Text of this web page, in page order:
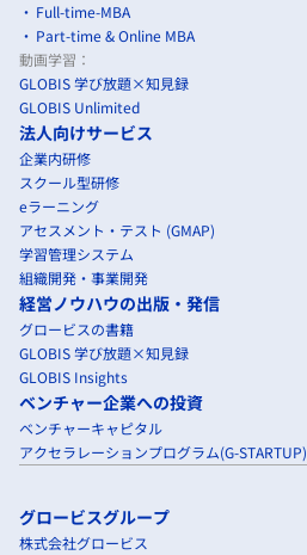
Full-time-MBA
Part-time & Online MBA
動画学習：
GLOBIS 学び放題×知見録
GLOBIS Unlimited
法人向けサービス
企業内研修
スクール型研修
eラーニング
アセスメント・テスト (GMAP)
学習管理システム
組織開発・事業開発
経営ノウハウの出版・発信
グロービスの書籍
GLOBIS 学び放題×知見録
GLOBIS Insights
ベンチャー企業への投資
ベンチャーキャピタル
アクセラレーションプログラム(G-STARTUP)
グロービスグループ
株式会社グロービス